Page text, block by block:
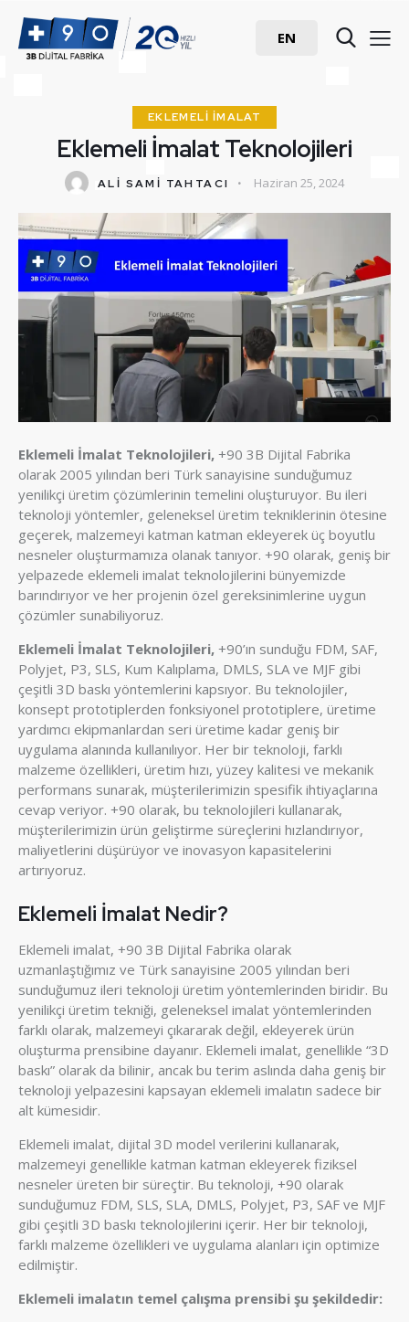
EN
EKLEMELI İMALAT
Eklemeli İmalat Teknolojileri
ALI SAMI TAHTACI Haziran 25, 2024
Eklemeli İmalat Teknolojileri, +90 3B Dijital Fabrika
olarak 2005 yılından beri Türk sanayisine sunduğumuz
yenilikçi üretim çözümlerinin temelini oluşturuyor. Bu ileri
teknoloji yöntemler, geleneksel üretim tekniklerinin ötesine
geçerek, malzemeyi katman katman ekleyerek üç boyutlu
nesneler oluşturmamıza olanak tanıyor. +90 olarak, geniş bir
yelpazede eklemeli imalat teknolojilerini bünyemizde
barındırıyor ve her projenin özel gereksinimlerine uygun
çözümler sunabiliyoruz.
Eklemeli İmalat Teknolojileri, +90’ın sunduğu FDM, SAF,
Polyjet, P3, SLS, Kum Kalıplama, DMLS, SLA ve MJF gibi
çeşitli 3D baskı yöntemlerini kapsıyor. Bu teknolojiler,
konsept prototiplerden fonksiyonel prototiplere, üretime
yardımcı ekipmanlardan seri üretime kadar geniş bir
uygulama alanında kullanılıyor. Her bir teknoloji, farklı
malzeme özellikleri, üretim hızı, yüzey kalitesi ve mekanik
performans sunarak, müşterilerimizin spesifik ihtiyaçlarına
cevap veriyor. +90 olarak, bu teknolojileri kullanarak,
müşterilerimizin ürün geliştirme süreçlerini hızlandırıyor,
maliyetlerini düşürüyor ve inovasyon kapasitelerini
artırıyoruz.
Eklemeli İmalat Nedir?
Eklemeli imalat, +90 3B Dijital Fabrika olarak
uzmanlaştığımız ve Türk sanayisine 2005 yılından beri
sunduğumuz ileri teknoloji üretim yöntemlerinden biridir. Bu
yenilikçi üretim tekniği, geleneksel imalat yöntemlerinden
farklı olarak, malzemeyi çıkararak değil, ekleyerek ürün
oluşturma prensibine dayanır. Eklemeli imalat, genellikle “3D
baskı” olarak da bilinir, ancak bu terim aslında daha geniş bir
teknoloji yelpazesini kapsayan eklemeli imalatın sadece bir
alt kümesidir.
Eklemeli imalat, dijital 3D model verilerini kullanarak,
malzemeyi genellikle katman katman ekleyerek fiziksel
nesneler üreten bir süreçtir. Bu teknoloji, +90 olarak
sunduğumuz FDM, SLS, SLA, DMLS, Polyjet, P3, SAF ve MJF
gibi çeşitli 3D baskı teknolojilerini içerir. Her bir teknoloji,
farklı malzeme özellikleri ve uygulama alanları için optimize
edilmiştir.
Eklemeli imalatın temel çalışma prensibi şu şekildedir: